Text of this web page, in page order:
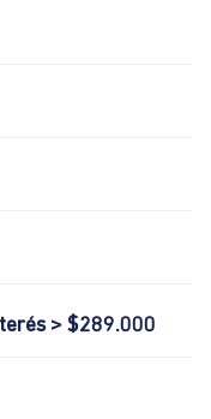
> $289.000